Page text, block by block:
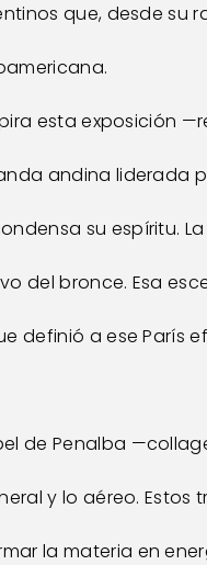
que, desde
esta exposición
andina liderada
su espíritu.
del bronce. Esa
definió a ese París
de Penalba
y lo aéreo.
la materia en